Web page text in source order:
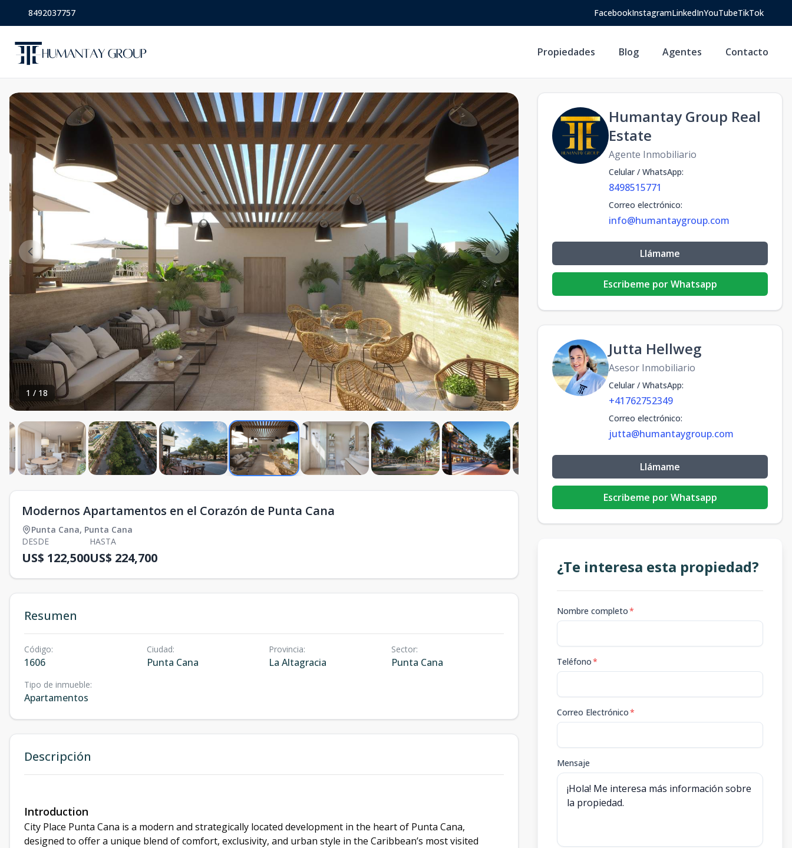
8492037757 FacebookInstagramLinkedInYouTubeTikTok
Propiedades Blog Agentes Contacto
1 / 18
Modernos Apartamentos en el Corazón de Punta Cana
Punta Cana, Punta Cana
DESDE
US$ 122,500
HASTA
US$ 224,700
Resumen
Código:
1606
Ciudad:
Punta Cana
Provincia:
La Altagracia
Sector:
Punta Cana
Tipo de inmueble:
Apartamentos
Descripción
Introduction
City Place Punta Cana is a modern and strategically located development in the heart of Punta Cana,
designed to offer a unique blend of comfort, exclusivity, and urban style in the Caribbean’s most visited
Humantay Group Real
Estate
Agente Inmobiliario
Celular / WhatsApp:
8498515771
Correo electrónico:
info@humantaygroup.com
Llámame
Escribeme por Whatsapp
Jutta Hellweg
Asesor Inmobiliario
Celular / WhatsApp:
+41762752349
Correo electrónico:
jutta@humantaygroup.com
Llámame
Escribeme por Whatsapp
¿Te interesa esta propiedad?
Nombre completo*
Teléfono*
Correo Electrónico*
Mensaje